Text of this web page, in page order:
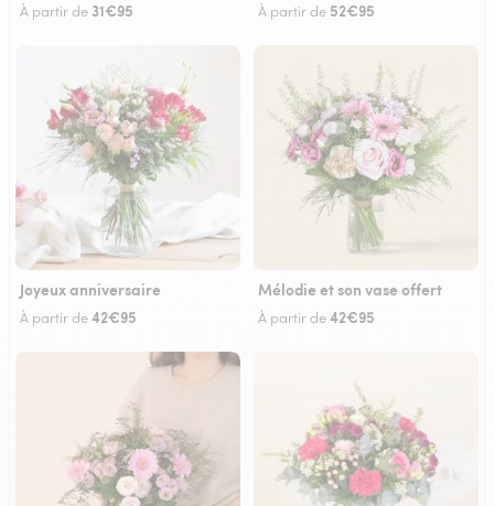
À partir de 31€95 À partir de 52€95
Joyeux anniversaire
À partir de42€95
Mélodie et son vase offert
À partir de42€95